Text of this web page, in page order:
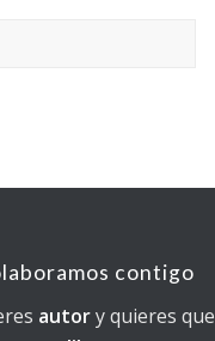
contigo
autory quieres que